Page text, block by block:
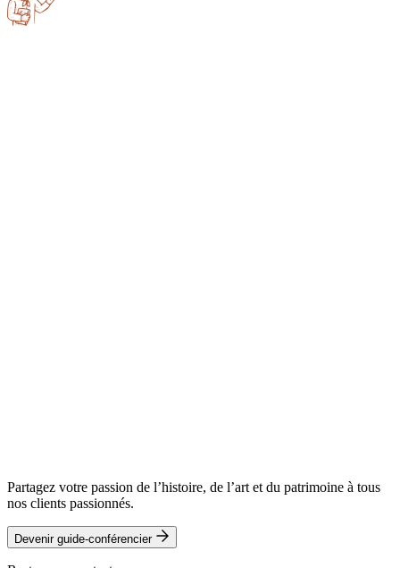
Partagez votre passion de l’histoire, de l’art et du patrimoine à tous
nos clients passionnés.
Devenir guide-conférencier